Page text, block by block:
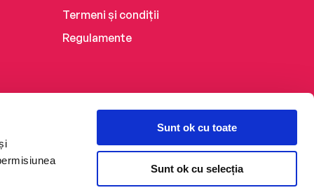
Sunt ok cu toate
Sunt ok cu selecția
Termeni și condiții
Regulamente